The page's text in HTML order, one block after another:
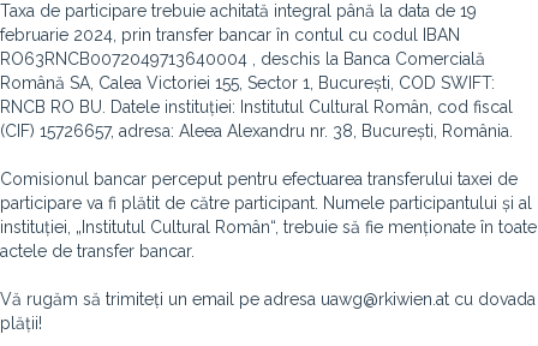
Taxa de participare trebuie achitată integral până la data de 19
februarie 2024, prin transfer bancar în contul cu codul IBAN
RO63RNCB0072049713640004 , deschis la Banca Comercială
Română SA, Calea Victoriei 155, Sector 1, București, COD SWIFT:
RNCB RO BU. Datele instituției: Institutul Cultural Român, cod fiscal
(CIF) 15726657, adresa: Aleea Alexandru nr. 38, București, România.
Comisionul bancar perceput pentru efectuarea transferului taxei de
participare va fi plătit de către participant. Numele participantului și al
instituției, „Institutul Cultural Român“, trebuie să fie menționate în toate
actele de transfer bancar.
Vă rugăm să trimiteți un email pe adresa uawg@rkiwien.at cu dovada
plății!